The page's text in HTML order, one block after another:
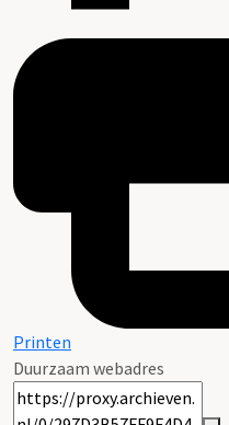
Printen
Duurzaam webadres